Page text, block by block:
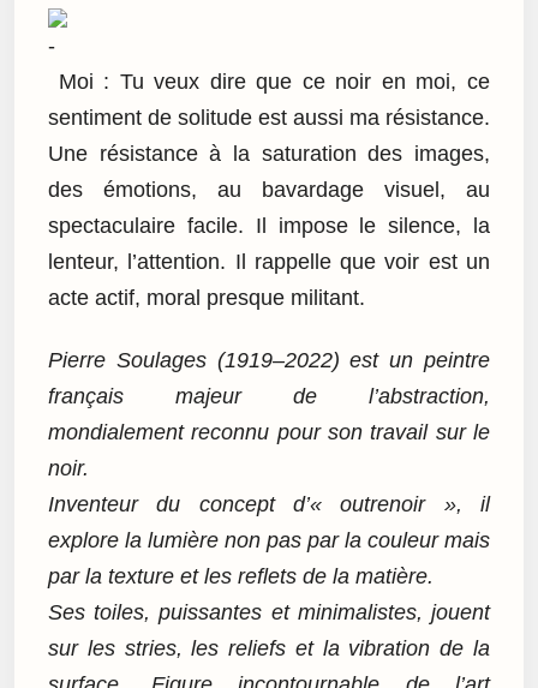
Moi : Tu veux dire que ce noir en moi, ce
sentiment de solitude est aussi ma résistance.
Une résistance à la saturation des images,
des émotions, au bavardage visuel, au
spectaculaire facile. Il impose le silence, la
lenteur, l’attention. Il rappelle que voir est un
acte actif, moral presque militant.
Pierre Soulages (1919–2022) est un peintre
français majeur de l’abstraction,
mondialement reconnu pour son travail sur le
noir.
Inventeur du concept d’« outrenoir », il
explore la lumière non pas par la couleur mais
par la texture et les reflets de la matière.
Ses toiles, puissantes et minimalistes, jouent
sur les stries, les reliefs et la vibration de la